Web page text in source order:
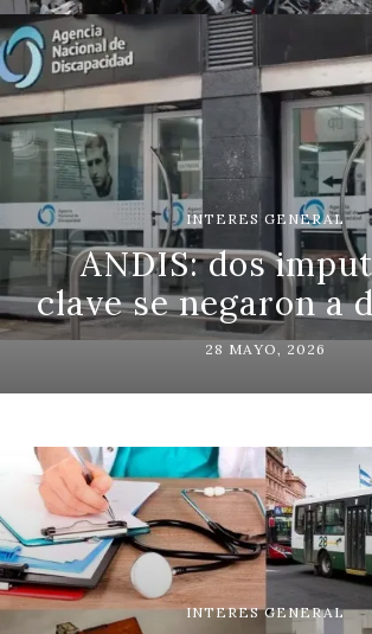
INTERES GENERAL
ANDIS: dos
clave se negaron a
28 MAYO, 2026
INTERES GENERAL